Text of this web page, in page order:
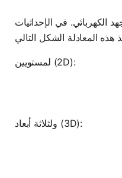
الكهربائي. في الإحداثيات
لمستويين (2D):
ولثلاثة أبعاد (3D):